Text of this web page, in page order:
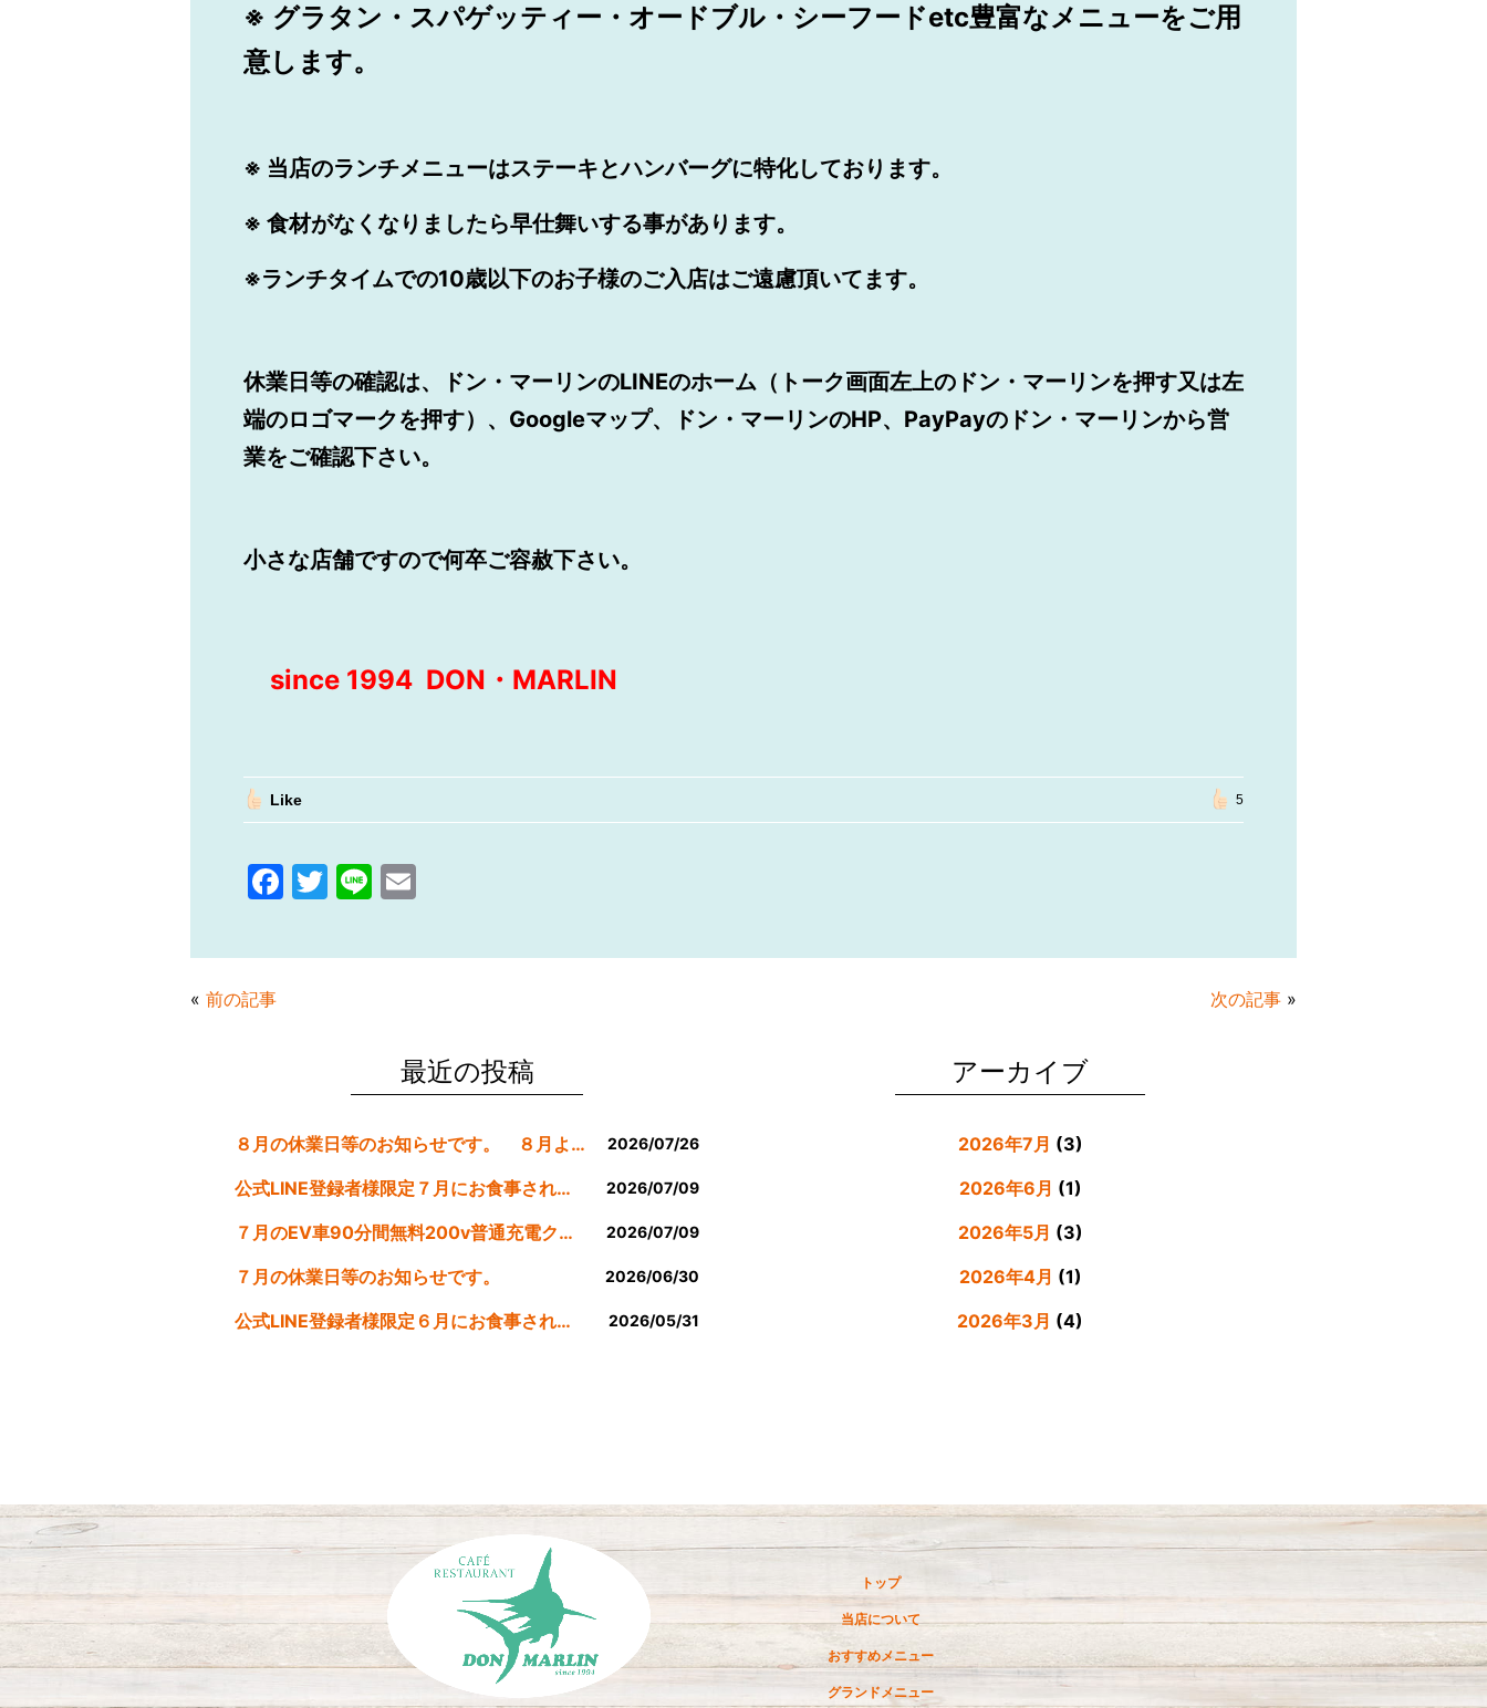
※ グラタン・スパゲッティー・オードブル・シーフードetc豊富なメニューをご用
意します。
※ 当店のランチメニューはステーキとハンバーグに特化しております。
※ 食材がなくなりましたら早仕舞いする事があります。
※ランチタイムでの10歳以下のお子様のご入店はご遠慮頂いてます。
休業日等の確認は、ドン・マーリンのLINEのホーム（トーク画面左上のドン・マーリンを押す又は左
端のロゴマークを押す）、Googleマップ、ドン・マーリンのHP、PayPayのドン・マーリンから営
業をご確認下さい。
小さな店舗ですので何卒ご容赦下さい。
since 1994 DON・MARLIN
Like 5
F
c
k
T
itt
Li
e ai
« 前の記事 次の記事 »
最近の投稿
８月の休業日等のお知らせです。 ８月より定休日は金曜日のみにします。 2026/07/26
公式LINE登録者様限定７月にお食事された方にサービスクーポン発行 2026/07/09
７月のEV車90分間無料200v普通充電クーポン券！！ 2026/07/09
７月の休業日等のお知らせです。 2026/06/30
公式LINE登録者様限定６月にお食事された方にサービスクーポン発行 2026/05/31
アーカイブ
2026年7月 (3)
2026年6月 (1)
2026年5月 (3)
2026年4月 (1)
2026年3月 (4)
2025年9月
(3)
2025年8月
2025年7月(4)
2025年6月(3)
トップ
当店について
おすすめメニュー
グランドメニュー